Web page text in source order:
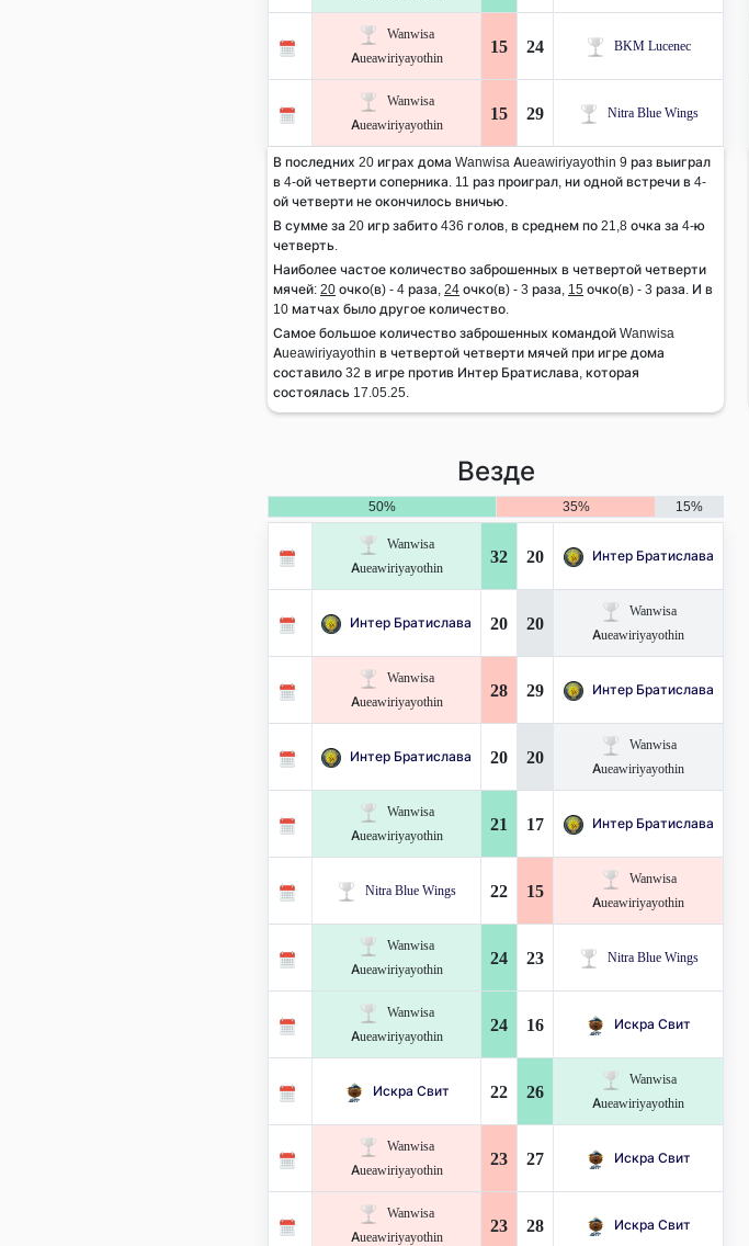
Wanwisa
Aueawiriyayothin
15 24 BKM Lucenec
Wanwisa
Aueawiriyayothin
15 29 Nitra Blue Wings
В последних 20 играх дома Wanwisa Aueawiriyayothin 9 раз выиграл
в 4-ой четверти соперника. 11 раз проиграл, ни одной встречи в 4-
ой четверти не окончилось вничью.
В сумме за 20 игр забито 436 голов, в среднем по 21,8 очка за 4-ю
четверть.
Наиболее частое количество заброшенных в четвертой четверти
мячей: 20 очко(в) - 4 раза, 24 очко(в) - 3 раза, 15 очко(в) - 3 раза. И в
10 матчах было другое количество.
Самое большое количество заброшенных командой Wanwisa
Aueawiriyayothin в четвертой четверти мячей при игре дома
составило 32 в игре против Интер Братислава, которая
состоялась 17.05.25.
Везде
50% 35% 15%
Wanwisa
Aueawiriyayothin
32 20 Интер Братислава
Интер Братислава 20 20
Wanwisa
Aueawiriyayothin
Wanwisa
Aueawiriyayothin
28 29 Интер Братислава
Интер Братислава 20 20
Wanwisa
Aueawiriyayothin
Wanwisa
Aueawiriyayothin
21 17 Интер Братислава
Nitra Blue Wings 22 15
Wanwisa
Aueawiriyayothin
Wanwisa
Aueawiriyayothin
24 23 Nitra Blue Wings
Wanwisa
Aueawiriyayothin
24 16 Искра Свит
Искра Свит 22 26
Wanwisa
Aueawiriyayothin
Wanwisa
Aueawiriyayothin
23 27 Искра Свит
Wanwisa
Aueawiriyayothin
23 28 Искра Свит